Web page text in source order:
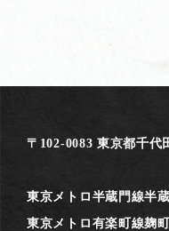
〒102-0083 東京都千代
東京メトロ半蔵門線半
東京メトロ有楽町線麹